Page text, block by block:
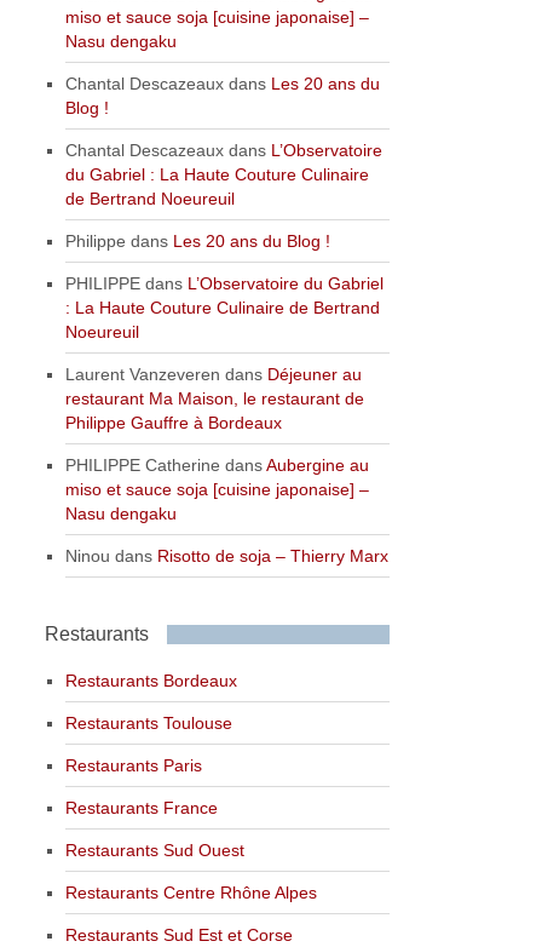
miso et sauce soja [cuisine japonaise] –
Nasu dengaku
Chantal Descazeaux dans Les 20 ans du
Blog !
Chantal Descazeaux dans L’Observatoire
du Gabriel : La Haute Couture Culinaire
de Bertrand Noeureuil
Philippe dans Les 20 ans du Blog !
PHILIPPE dans L’Observatoire du Gabriel
: La Haute Couture Culinaire de Bertrand
Noeureuil
Laurent Vanzeveren dans Déjeuner au
restaurant Ma Maison, le restaurant de
Philippe Gauffre à Bordeaux
PHILIPPE Catherine dansAubergine au
miso et sauce soja [cuisine japonaise] –
Nasu dengaku
Ninou dans Risotto de soja – Thierry Marx
Restaurants
Restaurants Bordeaux
Restaurants Toulouse
Restaurants Paris
Restaurants France
Restaurants Sud Ouest
Restaurants Centre Rhône Alpes
Restaurants Sud Est et Corse